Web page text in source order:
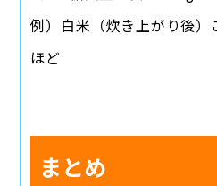
例）白米（炊き上がり後）
ほど
まとめ